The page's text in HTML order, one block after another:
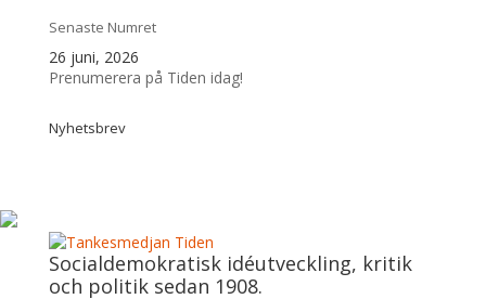
Senaste Numret
26 juni, 2026
Prenumerera på Tiden idag!
Nyhetsbrev
Socialdemokratisk idéutveckling, kritik
och politik sedan 1908.